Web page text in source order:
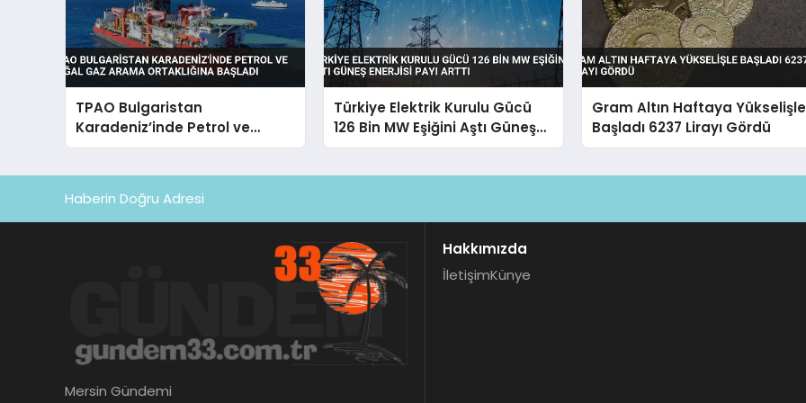
TPAO Bulgaristan
Karadeniz’inde Petrol ve
Doğal Gaz Arama Ortaklığına
Türkiye Elektrik Kurulu Gücü
126 Bin MW Eşiğini Aştı Güneş
Enerjisi Payı Arttı
Gram Altın Haftaya Yükselişle
Başladı 6237 Lirayı Gördü
Haberin Doğru Adresi
Mersin Gündemi
Hakkımızda
İletişimKünye